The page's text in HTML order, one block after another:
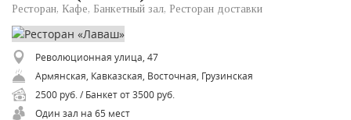
Ресторан, Кафе, Банкетный зал, Ресторан доставки
Революционная улица, 47
​Армянская, Кавказская, Восточная, Грузинская
2500 руб. / Банкет от 3500 руб.
Один зал на 65 мест